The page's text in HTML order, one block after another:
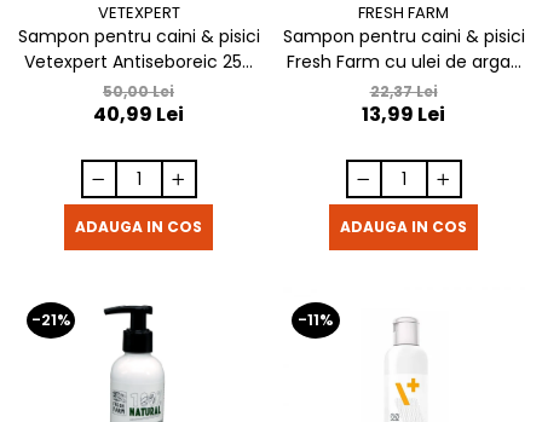
VETEXPERT
Sampon pentru caini & pisici
Vetexpert Antiseboreic 250
ml
50,00 Lei
40,99 Lei
ADAUGA IN COS
FRESH FARM
Sampon pentru caini & pisici
Fresh Farm cu ulei de argan
250 ml
22,37 Lei
13,99 Lei
ADAUGA IN COS
-21% -11%